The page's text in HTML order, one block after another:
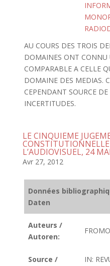
AU COURS DES TROIS
DOMAINES ONT CONNU
COMPARABLE A CELLE
DOMAINE DES MEDIAS.
CEPENDANT SOURCE
INCERTITUDES.
LE CINQUIEME
CONSTITUTIONNELLE
L’AUDIOVISUEL, 24
Avr 27, 2012
Données
Daten
Auteurs /
Autoren:
Source / IN: